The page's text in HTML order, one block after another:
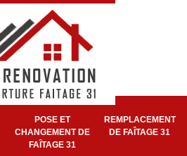
POSE ET
CHANGEMENT DE
FAÎTAGE 31
REMPLACEMENT
DE FAÎTAGE 31